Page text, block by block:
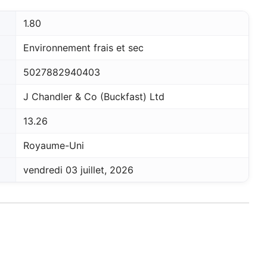
1.80
Environnement frais et sec
5027882940403
J Chandler & Co (Buckfast) Ltd
13.26
Royaume-Uni
vendredi 03 juillet, 2026
et
des